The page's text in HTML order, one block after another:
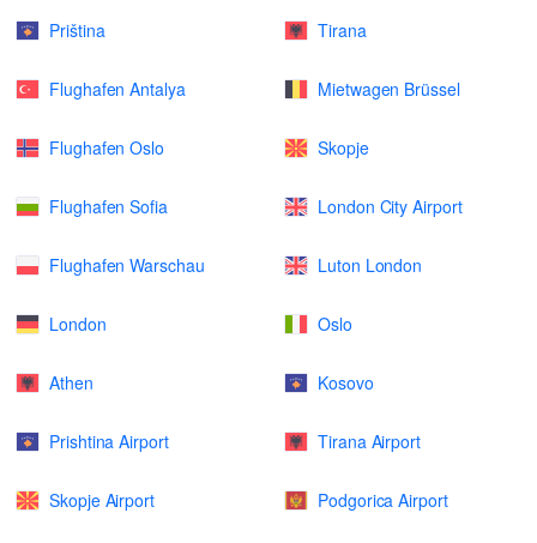
Priština Tirana
Flughafen Antalya Mietwagen Brüssel
Flughafen Oslo Skopje
Flughafen Sofia London City Airport
Flughafen Warschau Luton London
London Oslo
Athen Kosovo
Prishtina Airport Tirana Airport
Skopje Airport Podgorica Airport